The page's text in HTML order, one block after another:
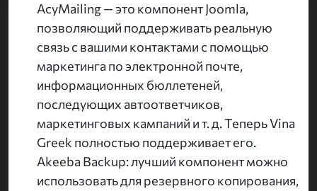
AcyMailing — это компонент Joomla,
позволяющий поддерживать реальную
связь с вашими контактами с помощью
маркетинга по электронной почте,
информационных бюллетеней,
последующих автоответчиков,
маркетинговых кампаний и т. д. Теперь Vina
Greek полностью поддерживает его.
Akeeba Backup: лучший компонент можно
использовать для резервного копирования,